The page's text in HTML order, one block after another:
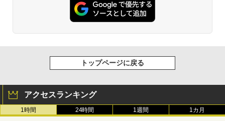
トップページに戻る
アクセスランキング
1時間 24時間 1週間 1カ月